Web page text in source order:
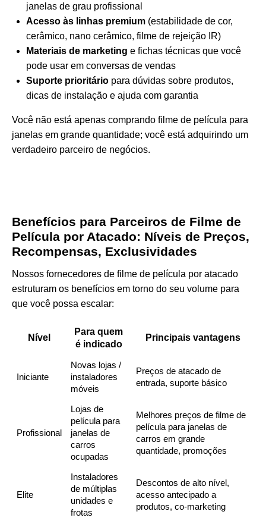
janelas de grau profissional
Acesso às linhas premium (estabilidade de cor,
cerâmico, nano cerâmico, filme de rejeição IR)
Materiais de marketing e fichas técnicas que você
pode usar em conversas de vendas
Suporte prioritário para dúvidas sobre produtos,
dicas de instalação e ajuda com garantia
Você não está apenas comprando filme de película para
janelas em grande quantidade; você está adquirindo um
verdadeiro parceiro de negócios.
Benefícios para Parceiros de Filme de
Película por Atacado: Níveis de Preços,
Recompensas, Exclusividades
Nossos fornecedores de filme de película por atacado
estruturam os benefícios em torno do seu volume para
que você possa escalar:
Nível
Para quem
é indicado
Principais vantagens
Iniciante
Novas lojas /
instaladores
móveis
Preços de atacado de
entrada, suporte básico
Profissional
Lojas de
película para
janelas de
carros
ocupadas
Melhores preços de filme de
película para janelas de
carros em grande
quantidade, promoções
Elite
Instaladores
de múltiplas
unidades e
frotas
Descontos de alto nível,
acesso antecipado a
produtos, co-marketing